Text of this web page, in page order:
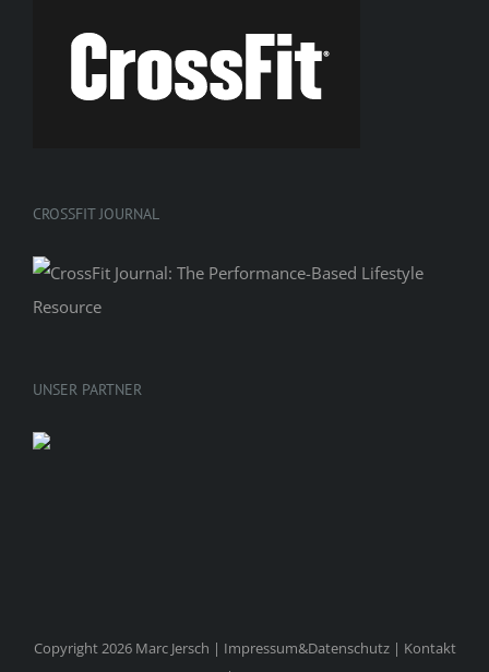
CROSSFIT JOURNAL
UNSER PARTNER
Copyright 2026 Marc Jersch | Impressum&Datenschutz| Kontakt